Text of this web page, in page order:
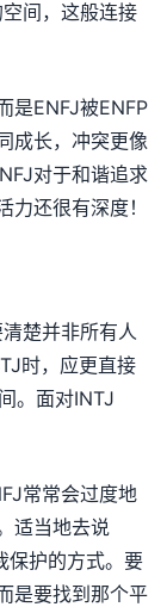
间，这般连接
是ENFJ被ENFP
成长，冲突更像
对于和谐追求
还很有深度！
楚并非所有人
时，应更直接
。面对INTJ
常常会过度地
适当地去说
保护的方式。要
是要找到那个平